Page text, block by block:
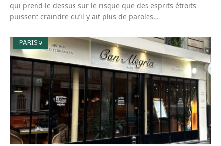
qui prend le dessus sur le risque que des esprits étroits
puissent craindre qu’il y ait plus de paroles…
PARIS 9